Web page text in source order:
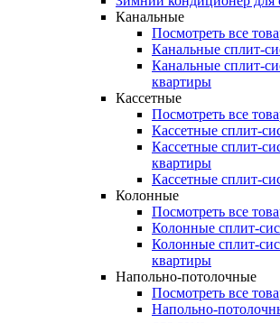
Канальные
Посмотреть все
Канальные сплит-
Канальные сплит-
квартиры
Кассетные
Посмотреть все
Кассетные сплит-
Кассетные сплит-
квартиры
Кассетные сплит-
Колонные
Посмотреть все
Колонные сплит-
Колонные сплит-
квартиры
Напольно-потолочные
Посмотреть все
Напольно-